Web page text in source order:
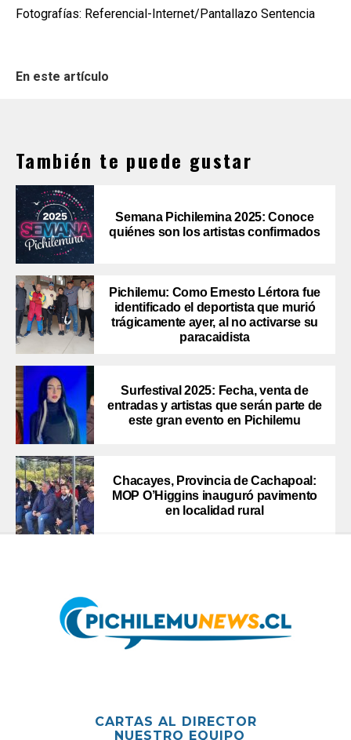
Fotografías: Referencial-Internet/Pantallazo Sentencia
En este artículo
También te puede gustar
Semana Pichilemina 2025: Conoce
quiénes son los artistas confirmados
Pichilemu: Como Ernesto Lértora fue
identificado el deportista que murió
trágicamente ayer, al no activarse su
paracaidista
Surfestival 2025: Fecha, venta de
entradas y artistas que serán parte de
este gran evento en Pichilemu
Chacayes, Provincia de Cachapoal:
MOP O’Higgins inauguró pavimento
en localidad rural
CARTAS AL DIRECTOR
NUESTRO EQUIPO